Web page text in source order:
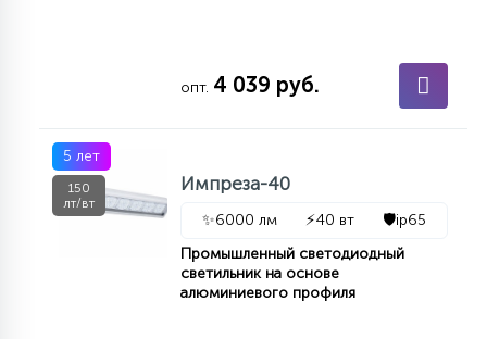
опт. 4 039 руб.
5 лет
150
лт/вт
Импреза-40
✨6000 лм ⚡40 вт 🛡️ip65
Промышленный светодиодный
светильник на основе
алюминиевого профиля